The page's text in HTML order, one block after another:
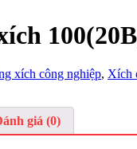
xích công nghiệp, Xích
giá (0)